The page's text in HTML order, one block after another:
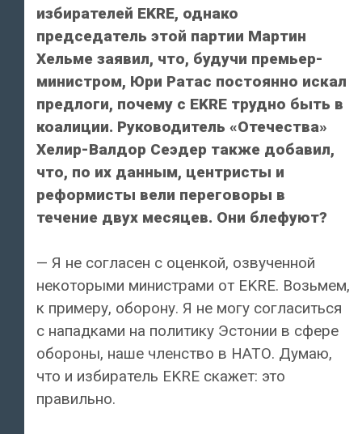
избирателей EKRE, однако
председатель этой партии Мартин
Хельме заявил, что, будучи премьер-
министром, Юри Ратас постоянно искал
предлоги, почему с EKRE трудно быть в
коалиции. Руководитель «Отечества»
Хелир-Валдор Сеэдер также добавил,
что, по их данным, центристы и
реформисты вели переговоры в
течение двух месяцев. Они блефуют?
— Я не согласен с оценкой, озвученной
некоторыми министрами от EKRE. Возьмем,
к примеру, оборону. Я не могу согласиться
с нападками на политику Эстонии в сфере
обороны, наше членство в НАТО. Думаю,
что и избиратель EKRE скажет: это
правильно.